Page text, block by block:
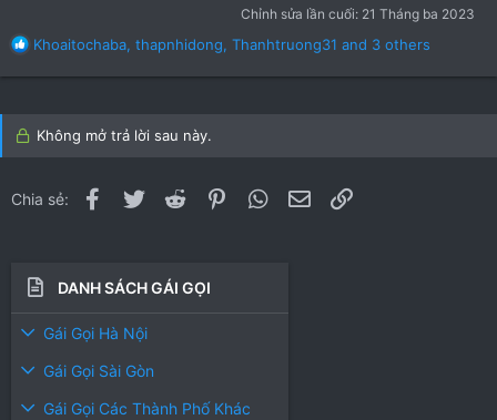
Chỉnh sửa lần cuối: 21 Tháng ba 2023
R
s
Khoaitochaba, thapnhidong, Thanhtruong31 and 3 others
Không mở trả lời sau này.
Chia sẻ: Facebook
Twitter Reddit PinterestWhatsApp
Email
DANH SÁCH GÁI GỌI
Gái Gọi Hà Nội
Gái Gọi Sài Gòn
Gái Gọi Các Thành Phố Khác